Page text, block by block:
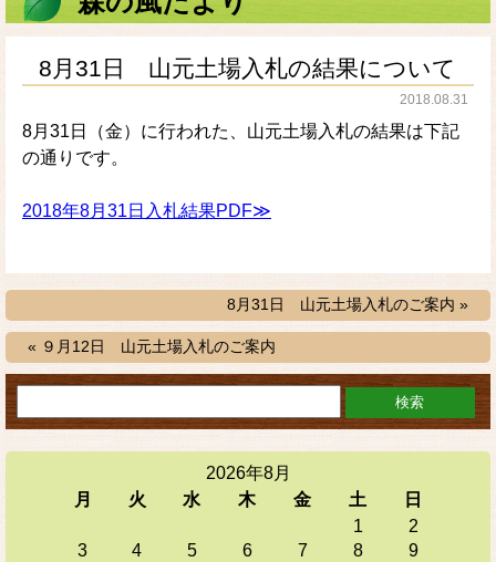
8月31日 山元土場入札の結果について
2018.08.31
8月31日（金）に行われた、山元土場入札の結果は下記
の通りです。
2018年8月31日入札結果PDF≫
8月31日 山元土場入札のご案内 »
« ９月12日 山元土場入札のご案内
2026年8月
月
火 水 木 金 土
日
1
2
3
4 5 6 7 8
9